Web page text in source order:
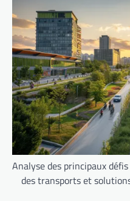
Analyse des principaux
des transports et